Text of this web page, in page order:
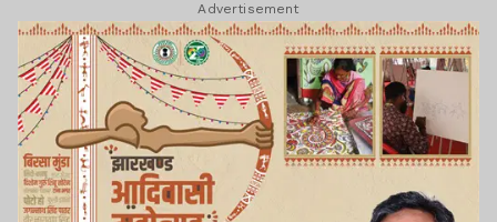
Advertisement